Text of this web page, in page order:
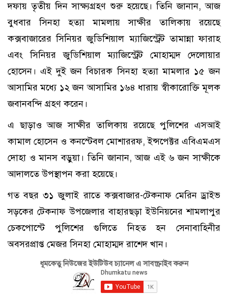
দফায় তৃতীয় দিন সাক্ষ্যগ্রহণ শুরু হয়েছে। তিনি জানান, আজ
বুধবার সিনহা হত্যা মামলায় সাক্ষীর তালিকায় রয়েছে
কক্সবাজারের সিনিয়র জুডিশিয়াল ম্যাজিস্ট্রেট তামান্না ফারাহ
এবং সিনিয়র জুডিশিয়াল ম্যাজিস্ট্রেট মোহাম্মদ দেলোয়ার
হোসেন। এই দুই জন বিচারক সিনহা হত্যা মামলার ১৫ জন
আসামির মধ্যে ১২ জন আসামির ১৬৪ ধারায় স্বীকারোক্তি মূলক
জবানবন্দি গ্রহণ করেন।
এ ছাড়াও আজ সাক্ষীর তালিকায় রয়েছে পুলিশের এসআই
কামাল হোসেন ও কনস্টেবল মোশাররফ, ইন্সপেক্টর এবিএমএস
দোহা ও মানস বড়ুয়া। তিনি জানান, আজ এই ৬ জন সাক্ষীকে
আদালতে উপস্থাপন করা হয়েছে।
গত বছর ৩১ জুলাই রাতে কক্সবাজার-টেকনাফ মেরিন ড্রাইভ
সড়কের টেকনাফ উপজেলার বাহারছড়া ইউনিয়নের শামলাপুর
চেকপোস্টে পুলিশের গুলিতে নিহত হন সেনাবাহিনীর
অবসরপ্রাপ্ত মেজর সিনহা মোহাম্মদ রাশেদ খান।
ধূমকেতু নিউজের ইউটিউব চ্যানেল এ সাবস্ক্রাইব করুন